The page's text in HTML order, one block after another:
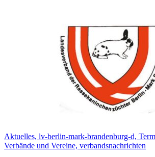
Aktuelles, lv-berlin-mark-brandenburg-d,
Verbände und Vereine, verbandsnachrichten